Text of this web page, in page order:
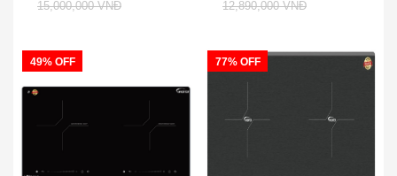
15,000,000 VNĐ 12,890,000 VNĐ
49% OFF 77% OFF